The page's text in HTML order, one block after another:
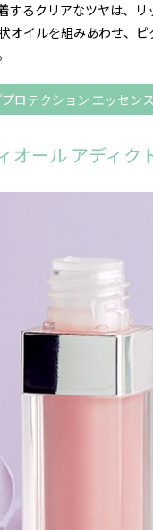
するクリアなツヤは、
オイルを組みあわせ、
プロテクション エッセン
オール アディ